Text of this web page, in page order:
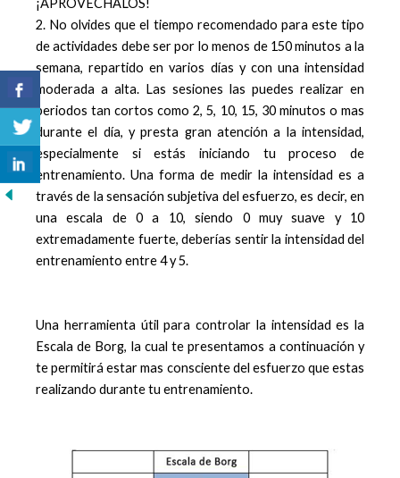
¡APROVÉCHALOS!
2. No olvides que el tiempo recomendado para este tipo
de actividades debe ser por lo menos de 150 minutos a la
semana, repartido en varios días y con una intensidad
moderada a alta. Las sesiones las puedes realizar en
periodos tan cortos como 2, 5, 10, 15, 30 minutos o mas
durante el día, y presta gran atención a la intensidad,
especialmente si estás iniciando tu proceso de
entrenamiento. Una forma de medir la intensidad es a
través de la sensación subjetiva del esfuerzo, es decir, en
una escala de 0 a 10, siendo 0 muy suave y 10
extremadamente fuerte, deberías sentir la intensidad del
entrenamiento entre 4 y 5.
Una herramienta útil para controlar la intensidad es la
Escala de Borg, la cual te presentamos a continuación y
te permitirá estar mas consciente del esfuerzo que estas
realizando durante tu entrenamiento.